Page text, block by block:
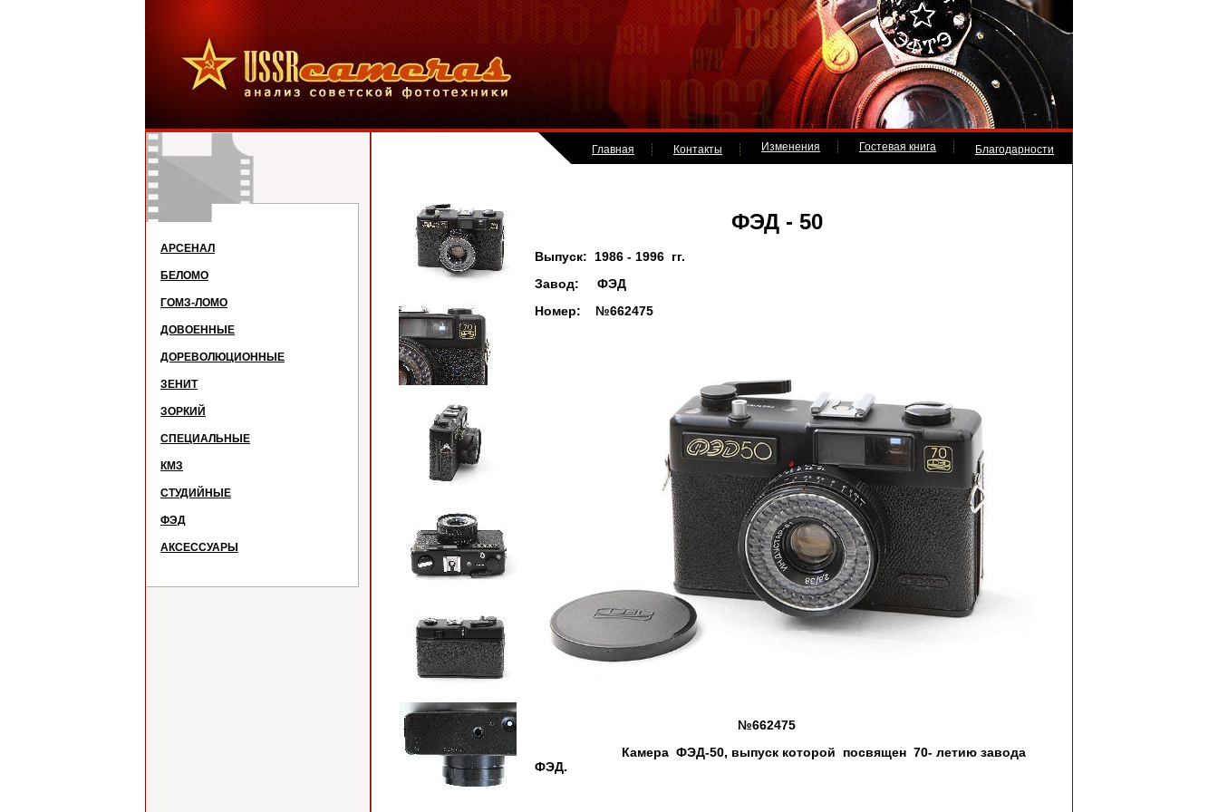
АРСЕНАЛ
БЕЛОМО
ГОМЗ-ЛОМО
ДОВОЕННЫЕ
ДОРЕВОЛЮЦИОННЫЕ
ЗЕНИТ
ЗОРКИЙ
СПЕЦИАЛЬНЫЕ
КМЗ
СТУДИЙНЫЕ
ФЭД
АКСЕССУАРЫ
Главная Контакты Изменения Гостевая книга Благодарности
ФЭД - 50
Выпуск: 1986 - 1996 гг.
Завод: ФЭД
Номер: №662475
№662475
Камера ФЭД-50, выпуск которой посвящен 70- летию завода
ФЭД.